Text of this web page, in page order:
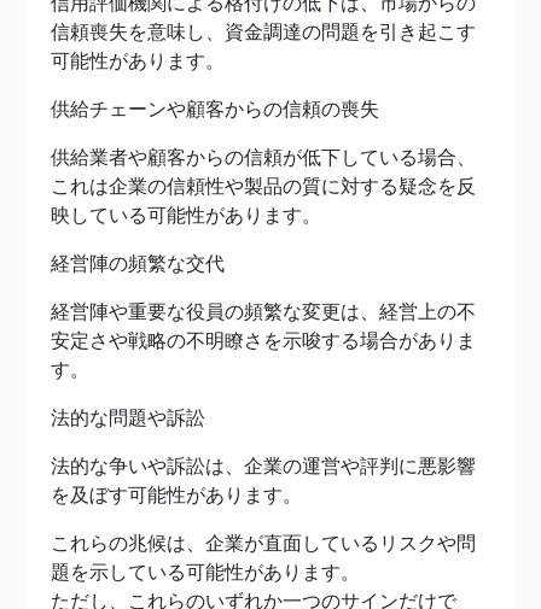
信頼喪失を意味し、資金調達の問題を引き起こす
可能性があります。
供給チェーンや顧客からの信頼の喪失
供給業者や顧客からの信頼が低下している場合、
これは企業の信頼性や製品の質に対する疑念を反
映している可能性があります。
経営陣の頻繁な交代
経営陣や重要な役員の頻繁な変更は、経営上の不
安定さや戦略の不明瞭さを示唆する場合がありま
す。
法的な問題や訴訟
法的な争いや訴訟は、企業の運営や評判に悪影響
を及ぼす可能性があります。
これらの兆候は、企業が直面しているリスクや問
題を示している可能性があります。
ただし、これらのいずれか一つのサインだけで